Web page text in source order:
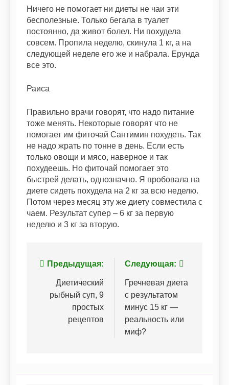
Ничего не помогает ни диеты не чаи эти
бесполезные. Только бегала в туалет
постоянно, да живот болел. Ни похудела
совсем. Пропила неделю, скинула 1 кг, а на
следующей неделе его же и набрала. Ерунда
все это.
Раиса
Правильно врачи говорят, что надо питание
тоже менять. Некоторые говорят что не
помогает им фиточай Сантимин похудеть. Так
не надо жрать по тонне в день. Если есть
только овощи и мясо, наверное и так
похудеешь. Но фиточай помогает это
быстрей делать, однозначно. Я пробовала на
диете сидеть похудела на 2 кг за всю неделю.
Потом через месяц эту же диету совместила с
чаем. Результат супер – 6 кг за первую
неделю и 3 кг за вторую.
Навигация
записям
Предыдущая:
Диетический
рыбный суп, 9
простых
рецептов
Следующая:
Гречневая диета
с результатом
минус 15 кг —
реальность или
миф?